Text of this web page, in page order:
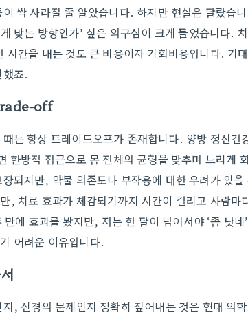
싹 사라질 줄 알았습니다. 하지만 현실은 달랐습
맞는 방향인가’ 싶은 의구심이 크게 들었습니다.
시간을 내는 것도 큰 비용이자 기회비용입니다. 기
죠.
off
는 항상 트레이드오프가 존재합니다. 양방 정신건
한방적 접근으로 몸 전체의 균형을 맞추며 느리게
되지만, 약물 의존도나 부작용에 대한 우려가 있
, 치료 효과가 체감되기까지 시간이 걸리고 사람마
에 효과를 봤지만, 저는 한 달이 넘어서야 ‘좀 낫
어려운 이유입니다.
, 신경의 문제인지 정확히 짚어내는 것은 현대 의